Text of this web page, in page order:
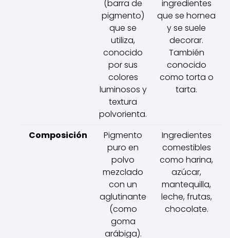
(barra de
pigmento)
que se
utiliza,
conocido
por sus
colores
luminosos y
textura
polvorienta.
ingredientes
que se hornea
y se suele
decorar.
También
conocido
como torta o
tarta.
Composición
Pigmento
puro en
polvo
mezclado
con un
aglutinante
(como
goma
arábiga).
Ingredientes
comestibles
como harina,
azúcar,
mantequilla,
leche, frutas,
chocolate.